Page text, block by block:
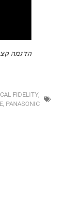
הדגמה קצרה של הצד
,LG,MUSICAL
ANALOGUE,